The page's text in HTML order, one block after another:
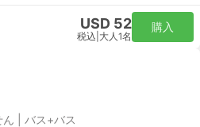
USD 52
税込 大人1名
購入
| バス+バス